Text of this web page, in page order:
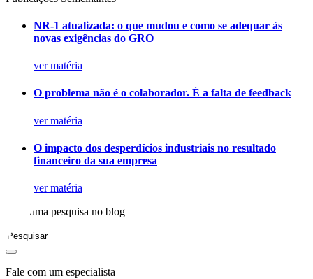
NR-1 atualizada: o que mudou e como se adequar às
novas exigências do GRO
ver matéria
O problema não é o colaborador. É a falta de feedback
ver matéria
O impacto dos desperdícios industriais no resultado
financeiro da sua empresa
ver matéria
Faça uma pesquisa no blog
Fale com um especialista